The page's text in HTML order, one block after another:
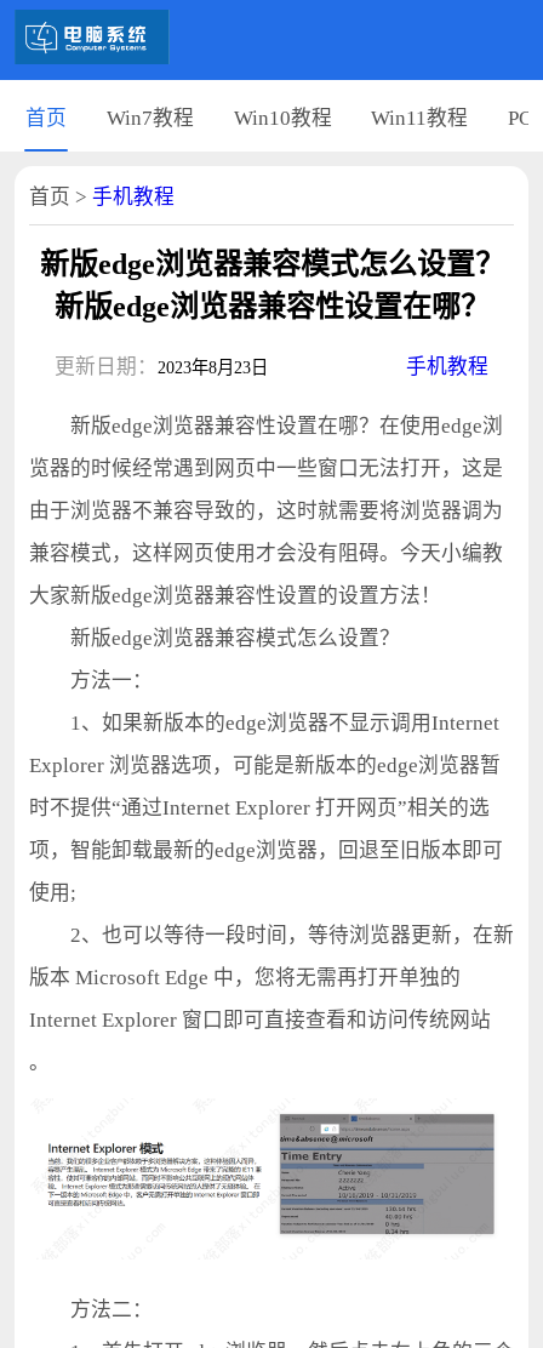
首页 Win7教程 Win10教程 Win11教程 PC
首页 > 手机教程
新版edge浏览器兼容模式怎么设置？
新版edge浏览器兼容性设置在哪？
更新日期： 2023年8月23日 手机教程
新版edge浏览器兼容性设置在哪？在使用edge浏
览器的时候经常遇到网页中一些窗口无法打开，这是
由于浏览器不兼容导致的，这时就需要将浏览器调为
兼容模式，这样网页使用才会没有阻碍。今天小编教
大家新版edge浏览器兼容性设置的设置方法！
新版edge浏览器兼容模式怎么设置？
方法一：
1、如果新版本的edge浏览器不显示调用Internet
Explorer 浏览器选项，可能是新版本的edge浏览器暂
时不提供“通过Internet Explorer 打开网页”相关的选
项，智能卸载最新的edge浏览器，回退至旧版本即可
使用;
2、也可以等待一段时间，等待浏览器更新，在新
版本 Microsoft Edge 中，您将无需再打开单独的
Internet Explorer 窗口即可直接查看和访问传统网站
。
方法二：